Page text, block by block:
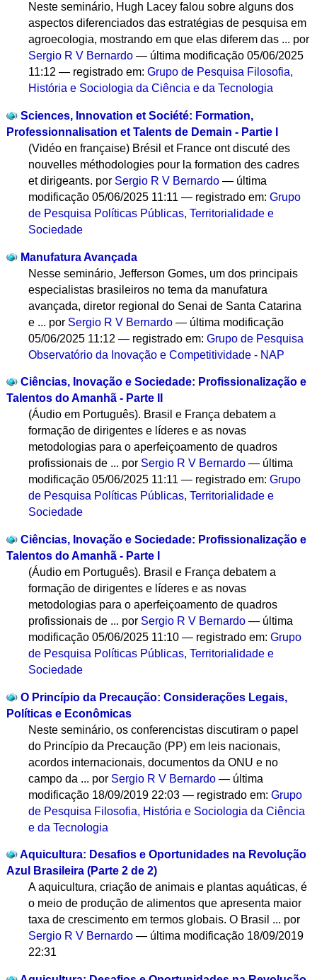
Neste seminário, Hugh Lacey falou sobre alguns dos
aspectos diferenciados das estratégias de pesquisa em
agroecologia, mostrando em que elas diferem das ... por
Sergio R V Bernardo — última modificação 05/06/2025
11:12— registrado em:Grupo de Pesquisa Filosofia,
História e Sociologia da Ciência e da Tecnologia
Sciences, Innovation et Société: Formation,
Professionnalisation et Talents de Demain - Partie I
(Vidéo en française) Brésil et France ont discuté des
nouvelles méthodologies pour la formation des cadres
et dirigeants. por Sergio R V Bernardo — última
modificação 05/06/2025 11:11— registrado em:Grupo
de Pesquisa Políticas Públicas, Territorialidade e
Sociedade
Manufatura Avançada
Nesse seminário, Jefferson Gomes, um dos principais
especialistas brasileiros no tema da manufatura
avançada, diretor regional do Senai de Santa Catarina
e ... por Sergio R V Bernardo — última modificação
05/06/2025 11:12— registrado em:Grupo de Pesquisa
Observatório da Inovação e Competitividade - NAP
Ciências, Inovação e Sociedade: Profissionalização e
Talentos do Amanhã - Parte II
(Áudio em Português). Brasil e França debatem a
formação de dirigentes e líderes e as novas
metodologias para o aperfeiçoamento de quadros
profissionais de ... por Sergio R V Bernardo — última
modificação 05/06/2025 11:11— registrado em:Grupo
de Pesquisa Políticas Públicas, Territorialidade e
Sociedade
Ciências, Inovação e Sociedade: Profissionalização e
Talentos do Amanhã - Parte I
(Áudio em Português). Brasil e França debatem a
formação de dirigentes e líderes e as novas
metodologias para o aperfeiçoamento de quadros
profissionais de ... por Sergio R V Bernardo — última
modificação 05/06/2025 11:10— registrado em:Grupo
de Pesquisa Políticas Públicas, Territorialidade e
Sociedade
O Princípio da Precaução: Considerações Legais,
Políticas e Econômicas
Neste seminário, os conferencistas discutiram o papel
do Princípio da Precaução (PP) em leis nacionais,
acordos internacionais, documentos da ONU e no
campo da ... por Sergio R V Bernardo — última
modificação 18/09/2019 22:03— registrado em:Grupo
de Pesquisa Filosofia, História e Sociologia da Ciência
e da Tecnologia
Aquicultura: Desafios e Oportunidades na Revolução
Azul Brasileira (Parte 2 de 2)
A aquicultura, criação de animais e plantas aquáticas, é
o meio de produção de alimentos que apresenta maior
taxa de crescimento em termos globais. O Brasil ... por
Sergio R V Bernardo — última modificação 18/09/2019
22:31